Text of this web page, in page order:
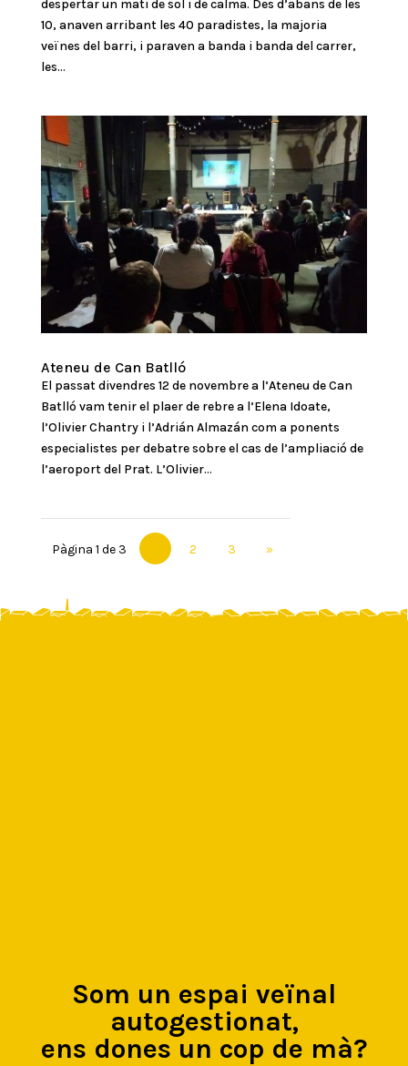
despertar un mati de sol i de calma. Des d’abans de les
10, anaven arribant les 40 paradistes, la majoria
veïnes del barri, i paraven a banda i banda del carrer,
les...
Ateneu de Can Batlló
El passat divendres 12 de novembre a l’Ateneu de Can
Batlló vam tenir el plaer de rebre a l’Elena Idoate,
l’Olivier Chantry i l’Adrián Almazán com a ponents
especialistes per debatre sobre el cas de l’ampliació de
l’aeroport del Prat. L’Olivier...
Pàgina 1 de 3 2 3 »
Som un espai veïnal
autogestionat,
ens dones un cop de mà?